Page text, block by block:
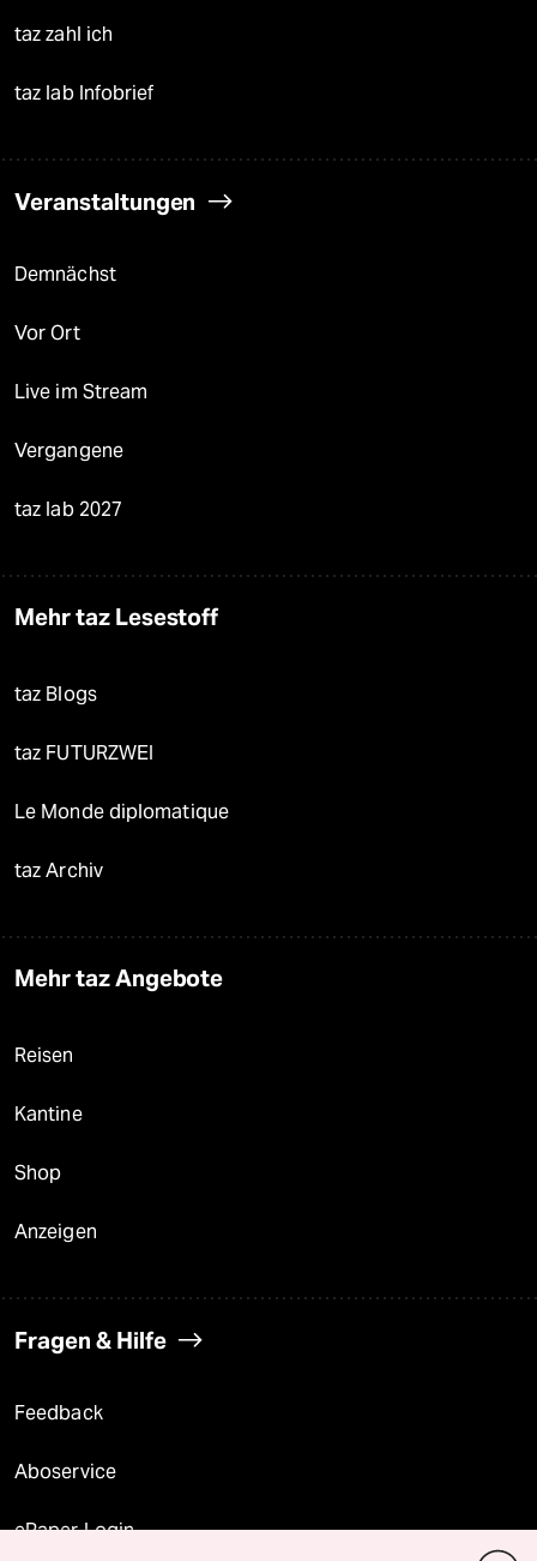
taz zahl ich
taz lab Infobrief
Veranstaltungen
Demnächst
Vor Ort
Live im Stream
Vergangene
taz lab 2027
Mehr taz Lesestoff
taz Blogs
taz FUTURZWEI
Le Monde diplomatique
taz Archiv
Mehr taz Angebote
Reisen
Kantine
Shop
Anzeigen
Fragen & Hilfe
Feedback
Aboservice
ePaper Login